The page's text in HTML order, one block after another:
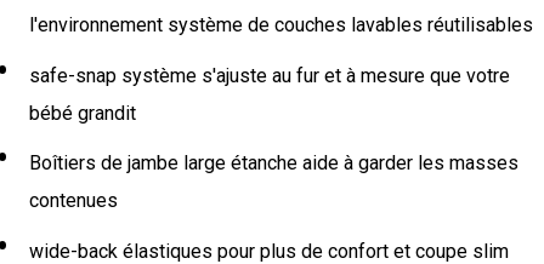
l'environnement système de couches lavables réutilisables
safe-snap système s'ajuste au fur et à mesure que votre
bébé grandit
Boîtiers de jambe large étanche aide à garder les masses
contenues
wide-back élastiques pour plus de confort et coupe slim